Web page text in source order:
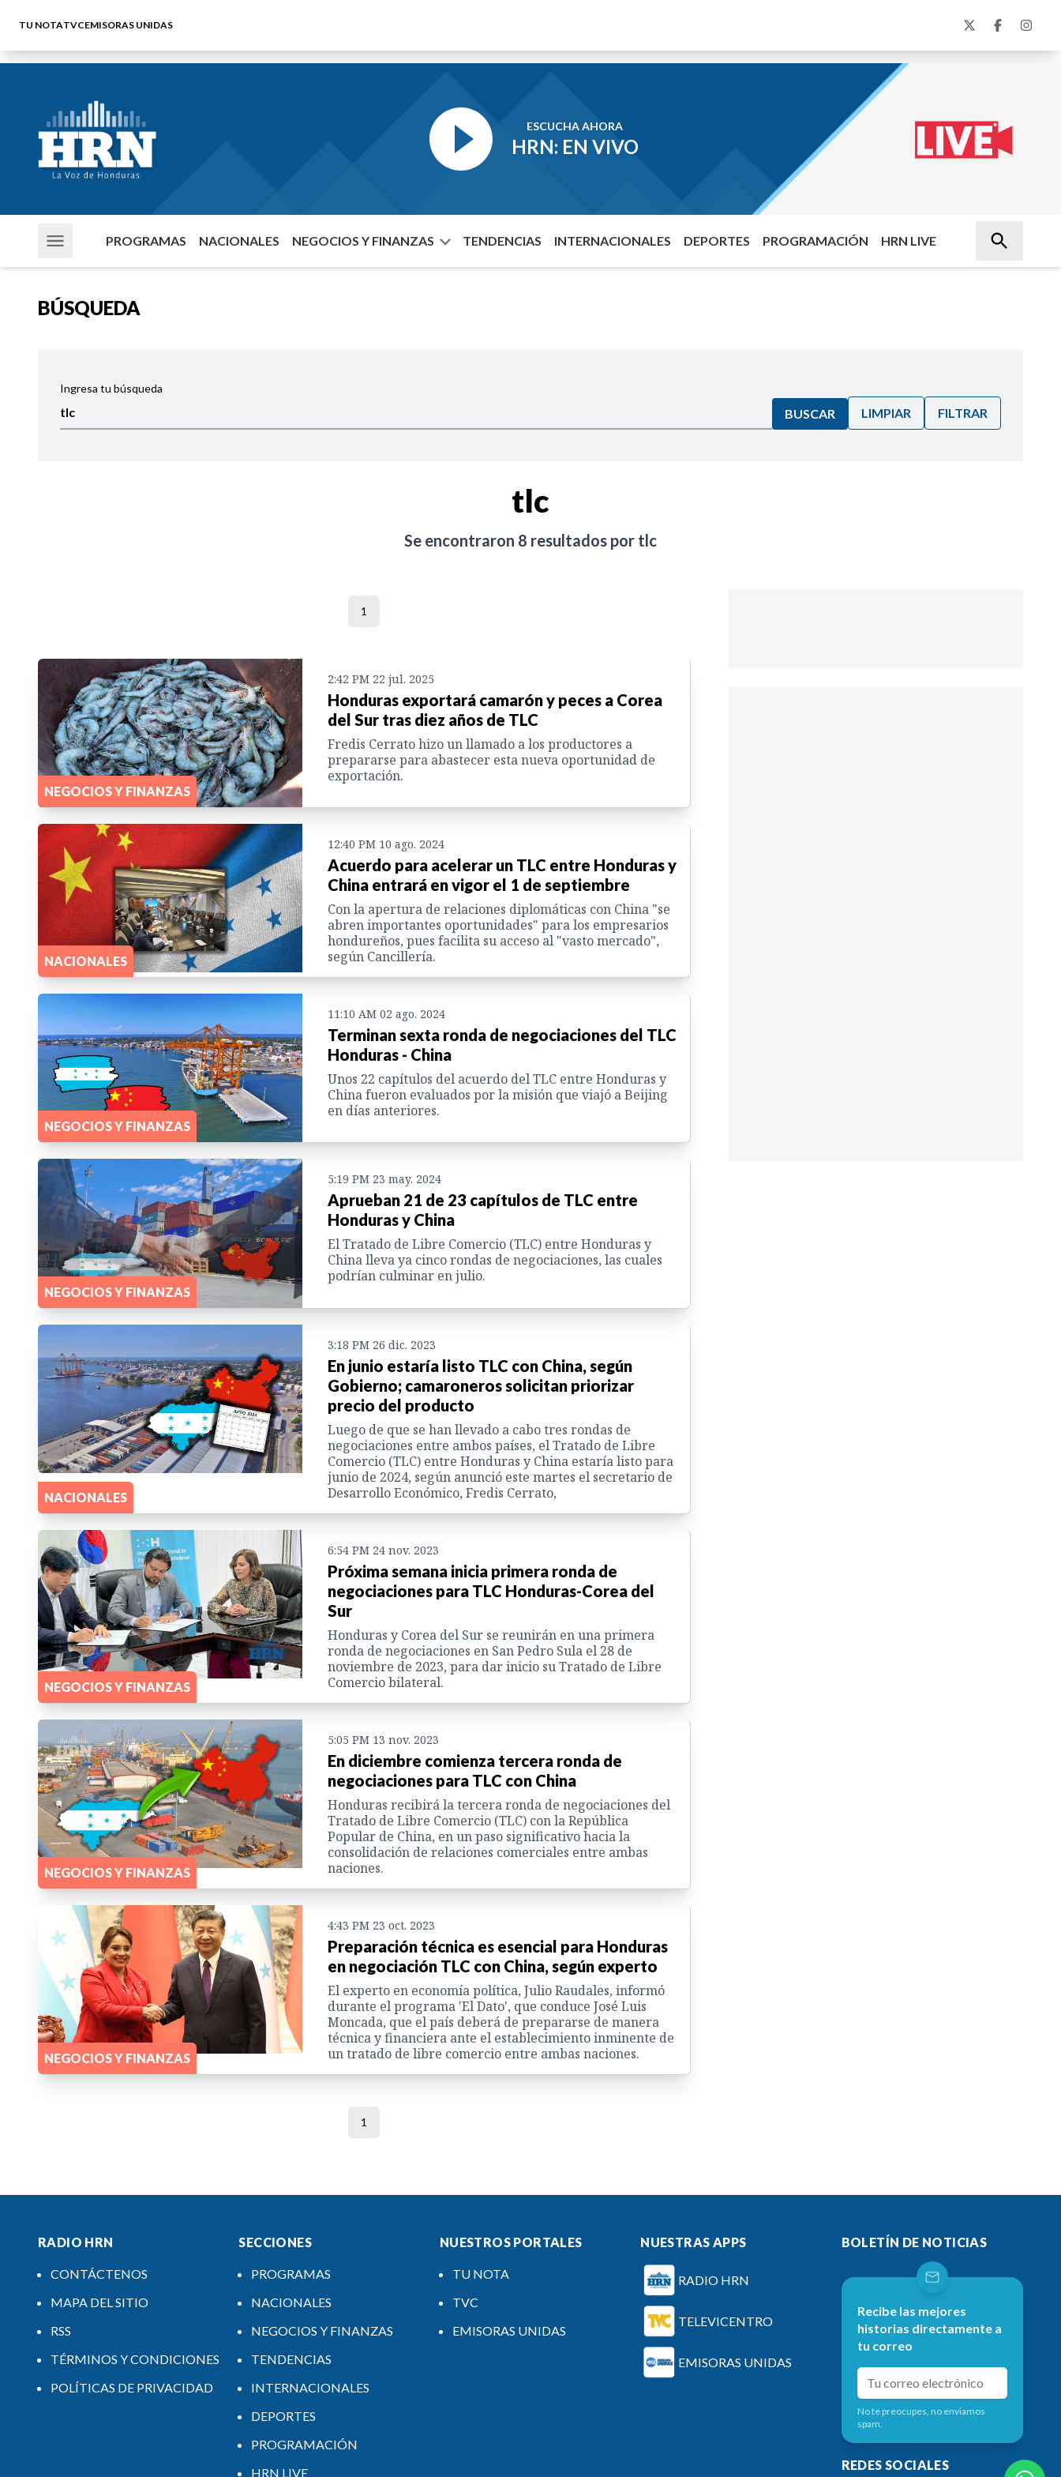
TU NOTATVCEMISORAS UNIDAS
ESCUCHA AHORA
HRN: EN VIVO
PROGRAMAS NACIONALES NEGOCIOS Y FINANZAS TENDENCIAS INTERNACIONALES DEPORTES PROGRAMACIÓN HRN LIVE
BÚSQUEDA
Ingresa tu búsqueda
BUSCAR LIMPIAR FILTRAR
tlc
Se encontraron 8 resultados por tlc
1
NEGOCIOS Y FINANZAS
2:42 PM 22 jul. 2025
Honduras exportará camarón y peces a Corea
del Sur tras diez años de TLC
Fredis Cerrato hizo un llamado a los productores a
prepararse para abastecer esta nueva oportunidad de
exportación.
NACIONALES
12:40 PM 10 ago. 2024
Acuerdo para acelerar un TLC entre Honduras y
China entrará en vigor el 1 de septiembre
Con la apertura de relaciones diplomáticas con China "se
abren importantes oportunidades" para los empresarios
hondureños, pues facilita su acceso al "vasto mercado",
según Cancillería.
NEGOCIOS Y FINANZAS
11:10 AM 02 ago. 2024
Terminan sexta ronda de negociaciones del TLC
Honduras - China
Unos 22 capítulos del acuerdo del TLC entre Honduras y
China fueron evaluados por la misión que viajó a Beijing
en días anteriores.
NEGOCIOS Y FINANZAS
5:19 PM 23 may. 2024
Aprueban 21 de 23 capítulos de TLC entre
Honduras y China
El Tratado de Libre Comercio (TLC) entre Honduras y
China lleva ya cinco rondas de negociaciones, las cuales
podrían culminar en julio.
NACIONALES
3:18 PM 26 dic. 2023
En junio estaría listo TLC con China, según
Gobierno; camaroneros solicitan priorizar
precio del producto
Luego de que se han llevado a cabo tres rondas de
negociaciones entre ambos países, el Tratado de Libre
Comercio (TLC) entre Honduras y China estaría listo para
junio de 2024, según anunció este martes el secretario de
Desarrollo Económico, Fredis Cerrato,
NEGOCIOS Y FINANZAS
6:54 PM 24 nov. 2023
Próxima semana inicia primera ronda de
negociaciones para TLC Honduras-Corea del
Sur
Honduras y Corea del Sur se reunirán en una primera
ronda de negociaciones en San Pedro Sula el 28 de
noviembre de 2023, para dar inicio su Tratado de Libre
Comercio bilateral.
NEGOCIOS Y FINANZAS
5:05 PM 13 nov. 2023
En diciembre comienza tercera ronda de
negociaciones para TLC con China
Honduras recibirá la tercera ronda de negociaciones del
Tratado de Libre Comercio (TLC) con la República
Popular de China, en un paso significativo hacia la
consolidación de relaciones comerciales entre ambas
naciones.
NEGOCIOS Y FINANZAS
4:43 PM 23 oct. 2023
Preparación técnica es esencial para Honduras
en negociación TLC con China, según experto
El experto en economía política, Julio Raudales, informó
durante el programa 'El Dato', que conduce José Luis
Moncada, que el país deberá de prepararse de manera
técnica y financiera ante el establecimiento inminente de
un tratado de libre comercio entre ambas naciones.
1
RADIO HRN
CONTÁCTENOS
MAPA DEL SITIO
RSS
TÉRMINOS Y CONDICIONES
POLÍTICAS DE PRIVACIDAD
SECCIONES
PROGRAMAS
NACIONALES
NEGOCIOS Y FINANZAS
TENDENCIAS
INTERNACIONALES
DEPORTES
PROGRAMACIÓN
HRN LIVE
NUESTROS PORTALES
TU NOTA
TVC
EMISORAS UNIDAS
NUESTRAS APPS
RADIO HRN
TELEVICENTRO
EMISORAS UNIDAS
BOLETÍN DE NOTICIAS
Recibe las mejores
historias directamente a
tu correo
No te preocupes, no enviamos
spam.
REDES SOCIALES